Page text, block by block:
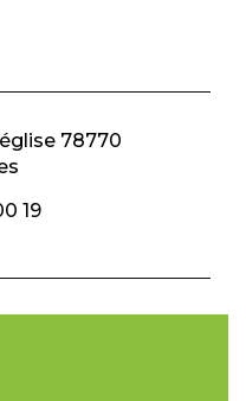
78770
19